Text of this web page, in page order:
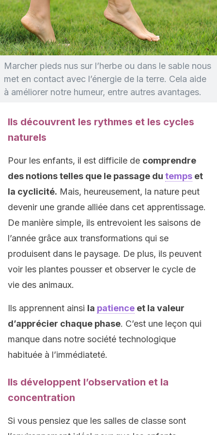
Marcher pieds nus sur l’herbe ou dans le sable nous
met en contact avec l’énergie de la terre. Cela aide
à améliorer notre humeur, entre autres avantages.
Ils découvrent les rythmes et les cycles
naturels
Pour les enfants, il est difficile de comprendre
des notions telles que le passage du temps et
la cyclicité. Mais, heureusement, la nature peut
devenir une grande alliée dans cet apprentissage.
De manière simple, ils entrevoient les saisons de
l’année grâce aux transformations qui se
produisent dans le paysage. De plus, ils peuvent
voir les plantes pousser et observer le cycle de
vie des animaux.
Ils apprennent ainsi la patience et la valeur
d’apprécier chaque phase. C’est une leçon qui
manque dans notre société technologique
habituée à l’immédiateté.
Ils développent l’observation et la
concentration
Si vous pensiez que les salles de classe sont